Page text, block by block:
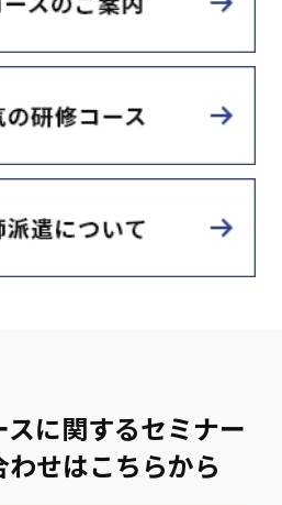
に関するセミナー
せはこちらから